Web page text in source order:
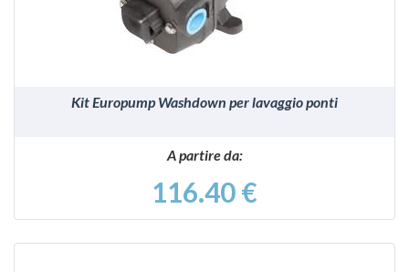
Kit Europump Washdown per lavaggio ponti
A partire da:
116.40 €